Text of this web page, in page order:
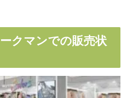
クマンでの販売状